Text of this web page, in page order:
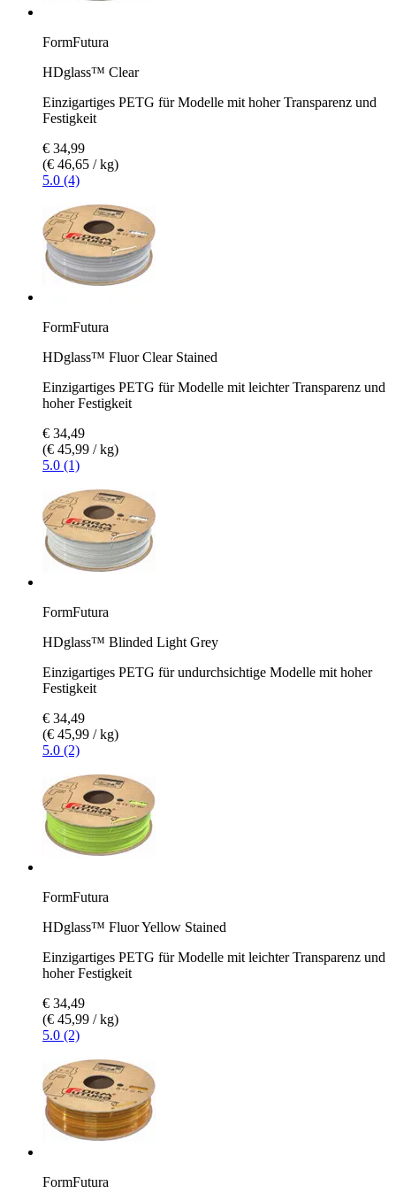
FormFutura
HDglass™ Clear
Einzigartiges PETG für Modelle mit hoher Transparenz und
Festigkeit
€ 34,99
(€ 46,65 / kg)
5.0 (4)
FormFutura
HDglass™ Fluor Clear Stained
Einzigartiges PETG für Modelle mit leichter Transparenz und
hoher Festigkeit
€ 34,49
(€ 45,99 / kg)
5.0 (1)
FormFutura
HDglass™ Blinded Light Grey
Einzigartiges PETG für undurchsichtige Modelle mit hoher
Festigkeit
€ 34,49
(€ 45,99 / kg)
5.0 (2)
FormFutura
HDglass™ Fluor Yellow Stained
Einzigartiges PETG für Modelle mit leichter Transparenz und
hoher Festigkeit
€ 34,49
(€ 45,99 / kg)
5.0 (2)
FormFutura